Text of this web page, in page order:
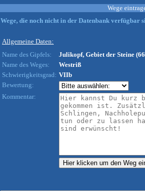
Wege
Wege, die noch nicht in der Datenbank verfügbar
Allgemeine Daten:
Name des Gipfels:
Julikopf, Gebiet der Steine
Name des Weges:
Westriß
Schwierigkeitsgrad: VIIb
Bewertung:
Kommentar: